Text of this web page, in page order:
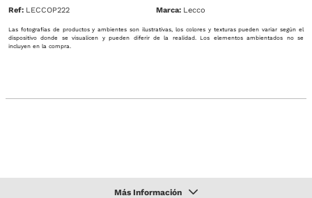
Ref: LECCOP222 Lecco
Las fotografías de productos y ambientes son ilustrativas, los colores y texturas pueden variar según el
dispositivo donde se visualicen y pueden diferir de la realidad. Los elementos ambientados no se
incluyen en la compra.